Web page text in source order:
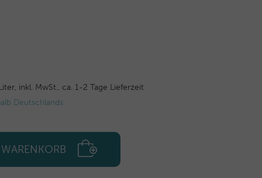
inkl. MwSt., ca. 1-2 Tage Lieferzeit
Deutschlands